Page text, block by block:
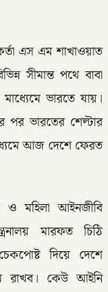
এস এম শাখাওয়াত
সীমান্ত পথে বাবা
ভারতে যায়।
পর ভারতের শেল্টার
আজ দেশে ফেরত
মহিলা আইনজীবি
মারফত চিঠি
দিয়ে দেশে
রাখব। কেউ আইনি